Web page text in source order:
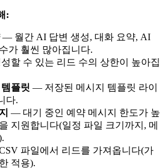
:
— 월간 AI 답변 생성, 대화 요약, AI
가 훨씬 많아집니다.
할 수 있는 리드 수의 상한이 높아집
플릿 — 저장된 메시지 템플릿 라이
다.
— 대기 중인 예약 메시지 한도가 높
지원합니다(일정 파일 크기까지, 메
파일에서 리드를 가져옵니다(가
적용).